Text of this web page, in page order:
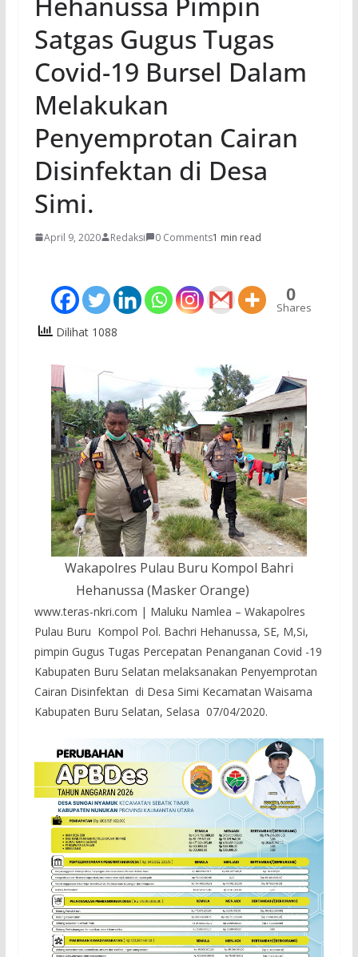
Satgas Gugus Tugas
Covid-19 Bursel Dalam
Melakukan
Penyemprotan Cairan
Disinfektan di Desa
Simi.
April 9, 2020 Redaksi 0 Comments1 min read
0
Shares
Dilihat 1088
Wakapolres Pulau Buru Kompol Bahri
Hehanussa (Masker Orange)
www.teras-nkri.com | Maluku Namlea – Wakapolres
Pulau Buru Kompol Pol. Bachri Hehanussa, SE, M,Si,
pimpin Gugus Tugas Percepatan Penanganan Covid -19
Kabupaten Buru Selatan melaksanakan Penyemprotan
Cairan Disinfektan di Desa Simi Kecamatan Waisama
Kabupaten Buru Selatan, Selasa 07/04/2020.